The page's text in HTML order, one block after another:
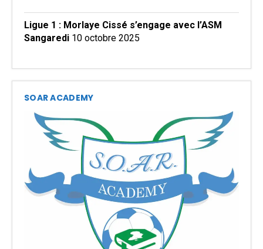
Ligue 1 : Morlaye Cissé s’engage avec l’ASM
Sangaredi 10 octobre 2025
SOAR ACADEMY